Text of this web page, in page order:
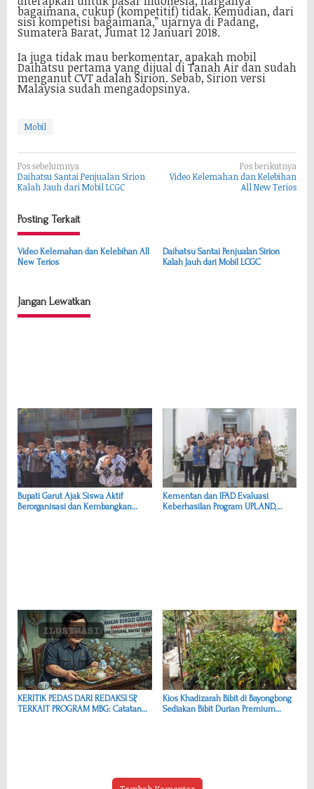
bagaimana, cukup (kompetitif) tidak. Kemudian, dari
sisi kompetisi bagaimana,” ujarnya di Padang,
Sumatera Barat, Jumat 12 Januari 2018.
Ia juga tidak mau berkomentar, apakah mobil
Daihatsu pertama yang dijual di Tanah Air dan sudah
menganut CVT adalah Sirion. Sebab, Sirion versi
Malaysia sudah mengadopsinya.
Mobil
N
a
i
a
i
p
Pos sebelumnya
Daihatsu Santai Penjualan Sirion
Kalah Jauh dari Mobil LCGC
Pos berikutnya
Video Kelemahan dan Kelebihan
All New Terios
Posting Terkait
Video Kelemahan dan Kelebihan All
New Terios
Daihatsu Santai Penjualan Sirion
Kalah Jauh dari Mobil LCGC
Jangan Lewatkan
Bupati Garut Ajak Siswa Aktif
Berorganisasi dan Kembangkan
Kementan dan IFAD Evaluasi
Keberhasilan Program UPLAND,
KERITIK PEDAS DARI REDAKSI SP,
TERKAIT PROGRAM MBG: Catatan
Kios Khadizarah Bibit di Bayongbong
Sediakan Bibit Durian Premium